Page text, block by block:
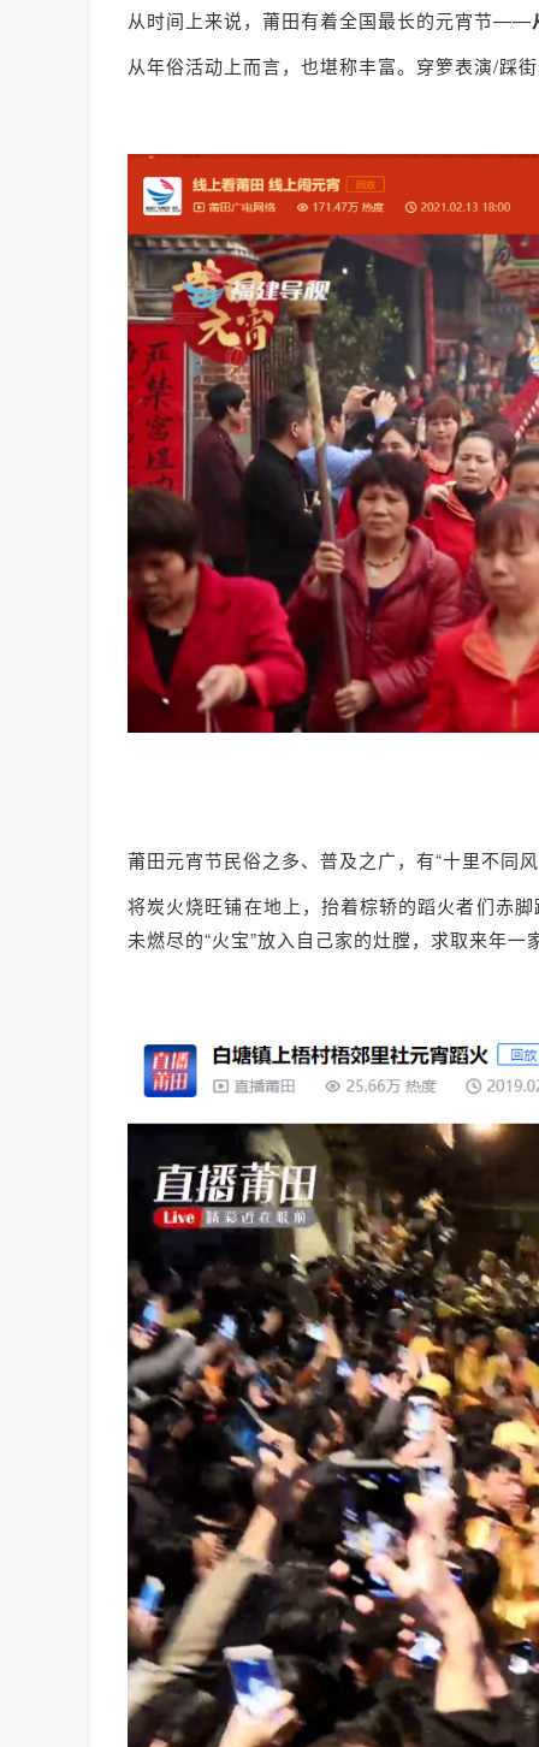
从时间上来说，莆田有着全国最长的元宵节——
从年俗活动上而言，也堪称丰富。穿箩表演/踩
莆田元宵节民俗之多、普及之广，有“十里不同
将炭火烧旺铺在地上，抬着棕轿的蹈火者们赤
未燃尽的“火宝”放入自己家的灶膛，求取来年一